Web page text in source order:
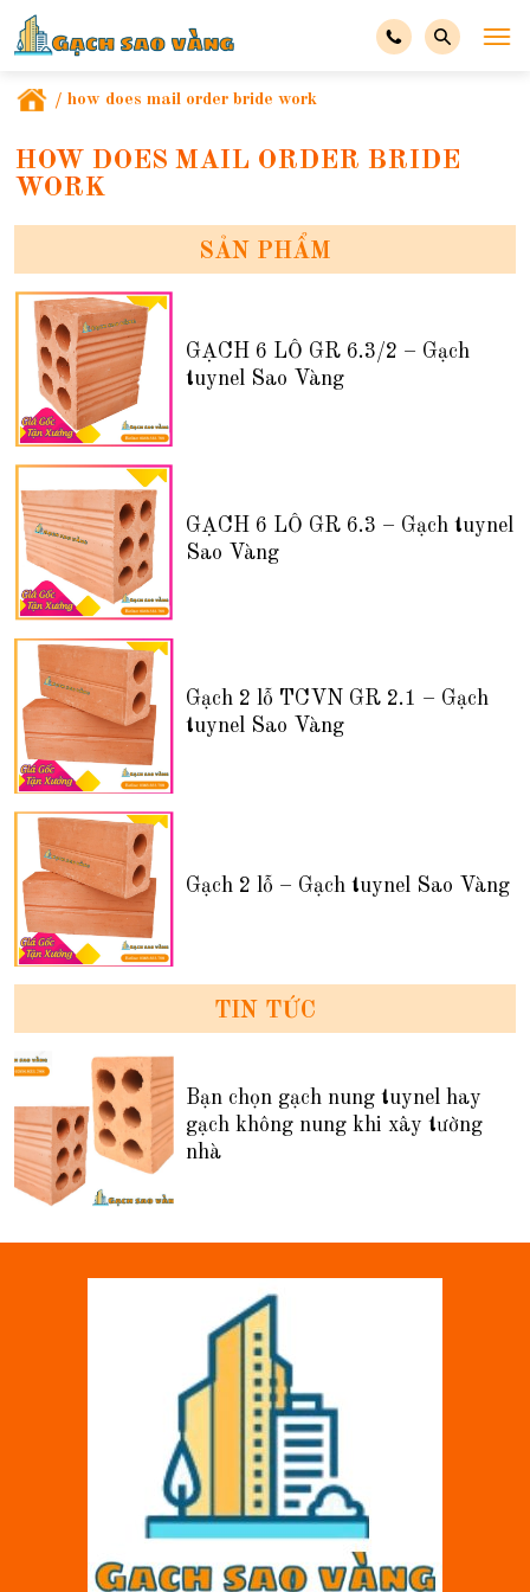
/ how does mail order bride work
HOW DOES MAIL ORDER BRIDE
WORK
SẢN PHẨM
GẠCH 6 LỖ GR 6.3/2 – Gạch
tuynel Sao Vàng
GẠCH 6 LỖ GR 6.3 – Gạch tuynel
Sao Vàng
Gạch 2 lỗ TCVN GR 2.1 – Gạch
tuynel Sao Vàng
Gạch 2 lỗ – Gạch tuynel Sao Vàng
TIN TỨC
Bạn chọn gạch nung tuynel hay
gạch không nung khi xây tường
nhà